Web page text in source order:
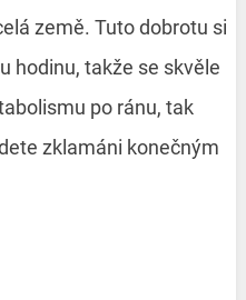
země. Tuto dobrotu si
hodinu, takže se skvěle
po ránu, tak
zklamáni konečným